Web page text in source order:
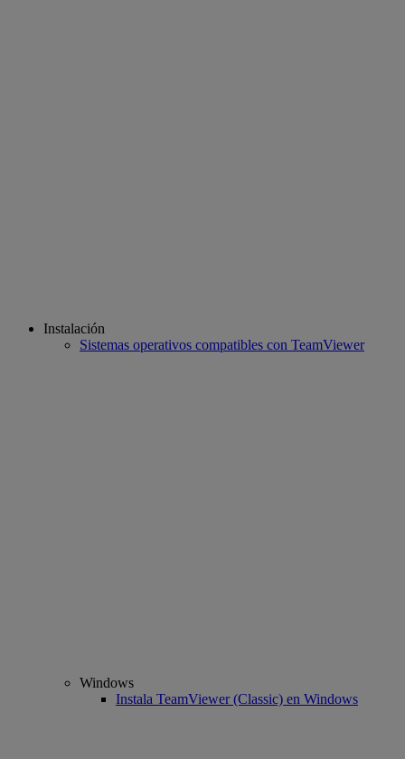
Instalación
Sistemas operativos compatibles con TeamViewer
Windows
Instala TeamViewer (Classic) en Windows